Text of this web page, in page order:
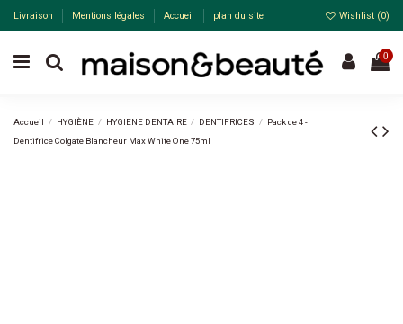
Livraison Mentions légales Accueil plan du site Wishlist (0)
0
Accueil HYGIÈNE HYGIENE DENTAIRE DENTIFRICES
Pack de 4 -
Dentifrice Colgate Blancheur Max White One 75ml